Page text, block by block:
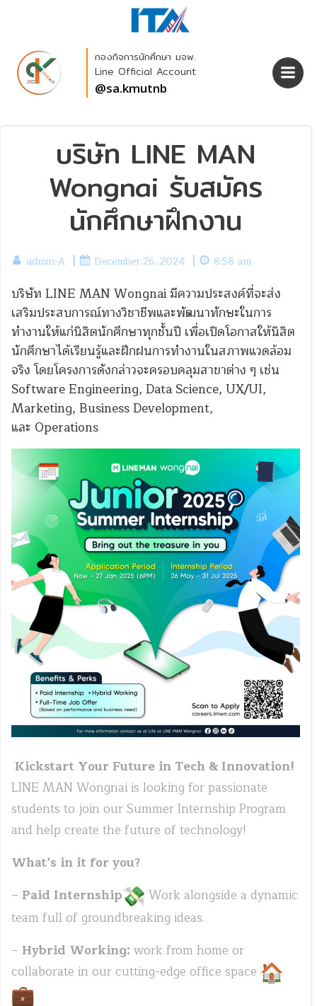
Skip
to
กองกิจการนักศึกษา มจพ.
Line Official Account
@sa.kmutnb
บริษัท LINE MAN
Wongnai รับสมัคร
นักศึกษาฝึกงาน
admin-A | December 26, 2024 | 8:58 am
บริษัท LINE MAN Wongnai มีความประสงค์ที่จะส่ง
เสริมประสบการณ์ทางวิชาชีพและพัฒนาทักษะในการ
ทำงานให้แก่นิสิตนักศึกษาทุกชั้นปี เพื่อเปิดโอกาสให้นิสิต
นักศึกษาได้เรียนรู้และฝึกฝนการทำงานในสภาพแวดล้อม
จริง โดยโครงการดังกล่าวจะครอบคลุมสาขาต่าง ๆ เช่น
Software Engineering, Data Science, UX/UI,
Marketing, Business Development,
และ Operations
Kickstart Your Future in Tech & Innovation!
LINE MAN Wongnai is looking for passionate
students to join our Summer Internship Program
and help create the future of technology!
What’s in it for you?
– Paid Internship
Work alongside a dynamic
team full of groundbreaking ideas.
– Hybrid Working: work from home or
collaborate in our cutting-edge office space